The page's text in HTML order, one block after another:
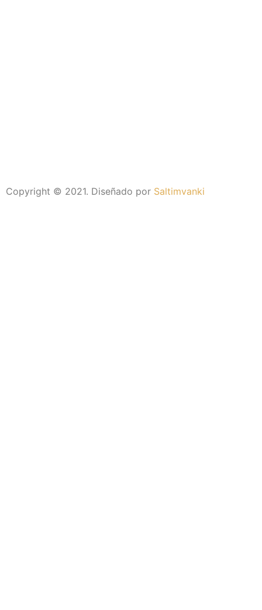
Copyright © 2021. Diseñado por Saltimvanki